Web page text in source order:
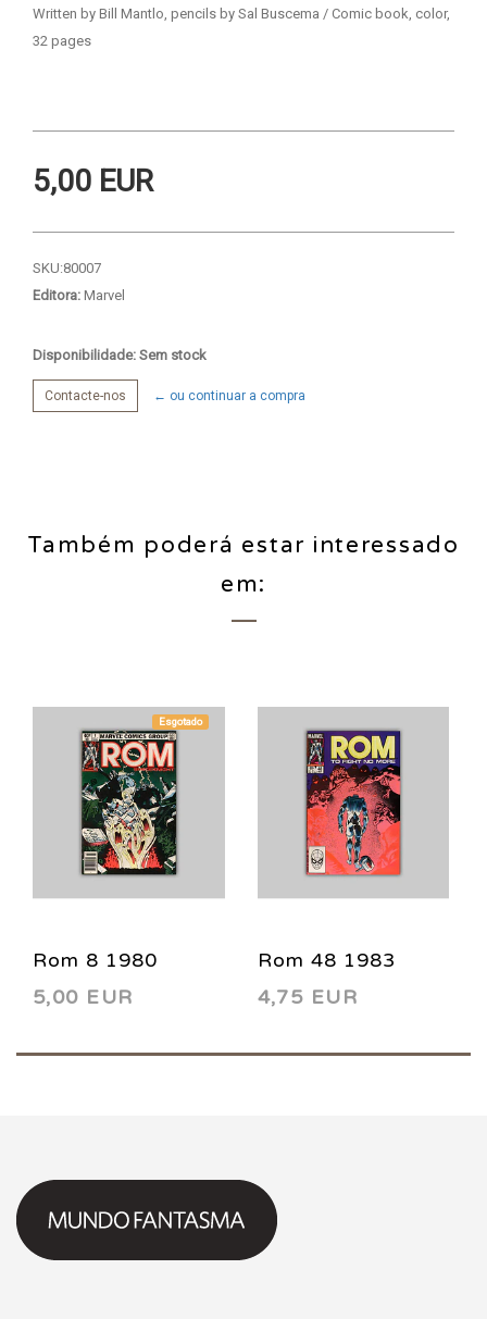
Written by Bill Mantlo, pencils by Sal Buscema / Comic book, color,
32 pages
5,00 EUR
SKU:80007
Editora: Marvel
Disponibilidade: Sem stock
Contacte-nos ← ou continuar a compra
Também poderá estar interessado
em:
Esgotado
Rom 8 1980
5,00 EUR
Rom 48 1983
4,75 EUR